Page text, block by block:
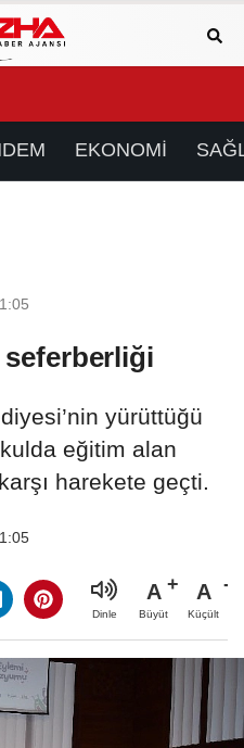
EKONOMİ
yürüttüğü
eğitim alan
harekete geçti.
Dinle
A
Büyüt
A
Küçült